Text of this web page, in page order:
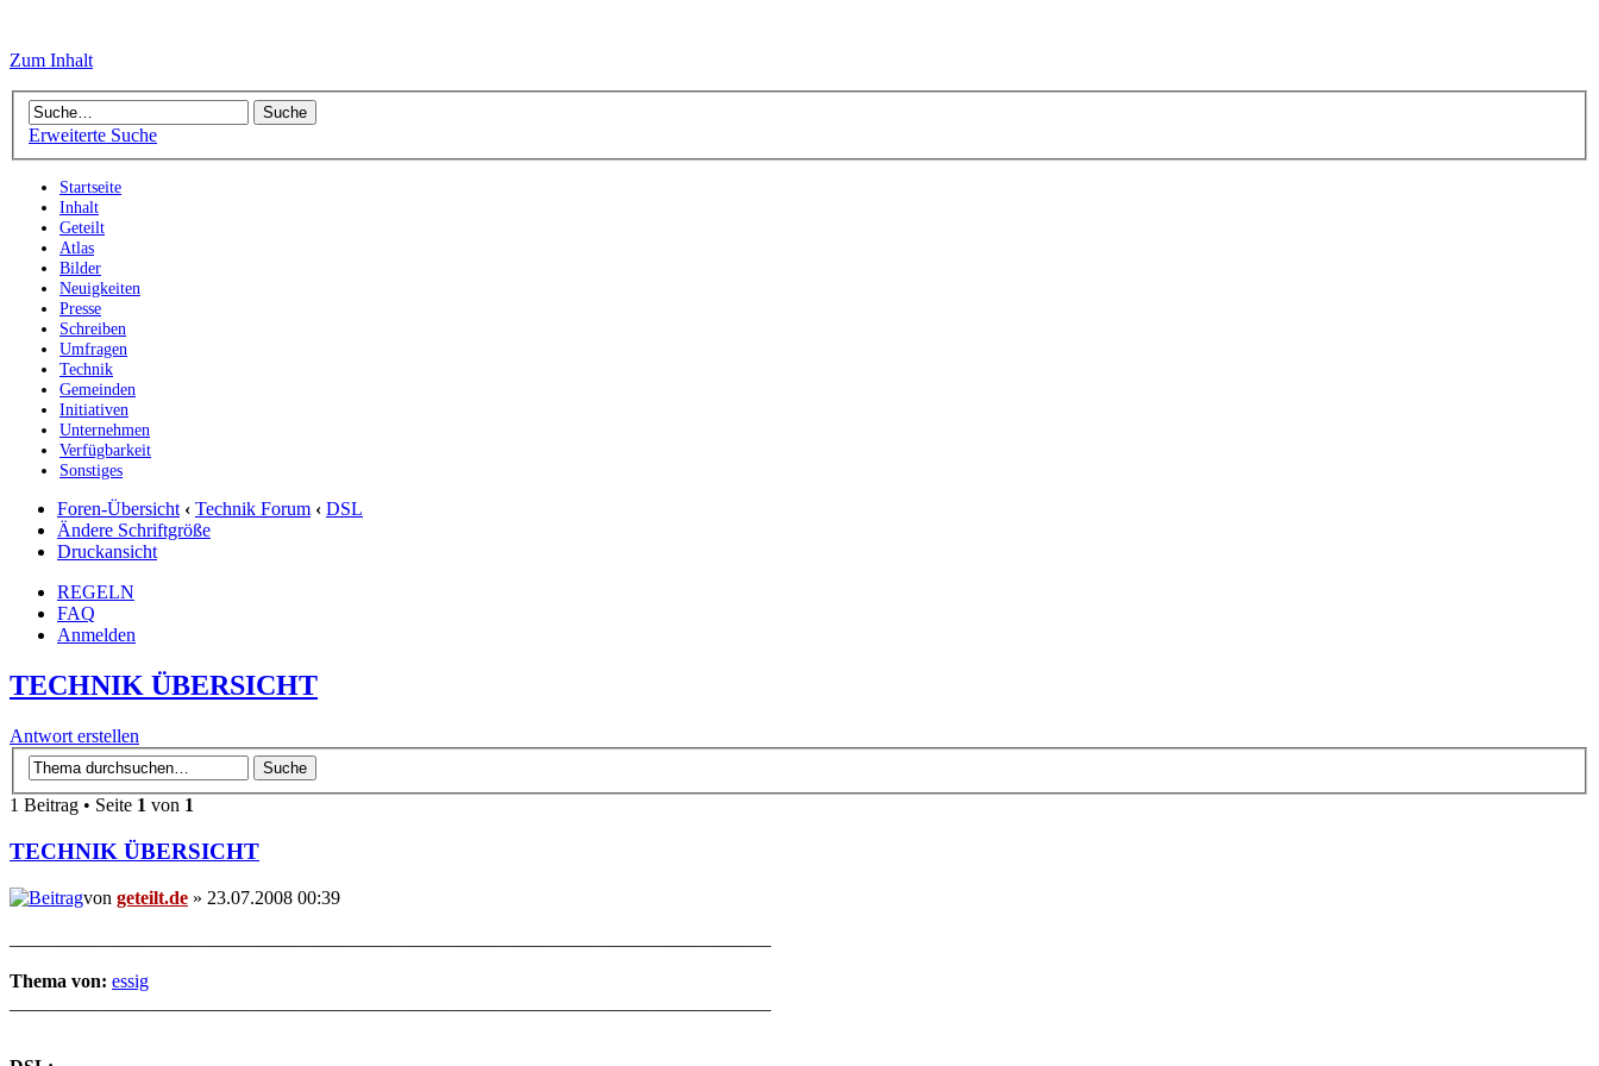
Zum Inhalt
Erweiterte Suche
Startseite
Inhalt
Geteilt
Atlas
Bilder
Neuigkeiten
Presse
Schreiben
Umfragen
Technik
Gemeinden
Initiativen
Unternehmen
Verfügbarkeit
Sonstiges
Foren-Übersicht ‹ Technik Forum ‹ DSL
Ändere Schriftgröße
Druckansicht
REGELN
FAQ
Anmelden
TECHNIK ÜBERSICHT
Antwort erstellen
1 Beitrag • Seite 1 von 1
TECHNIK ÜBERSICHT
von geteilt.de » 23.07.2008 00:39
Thema von: essig